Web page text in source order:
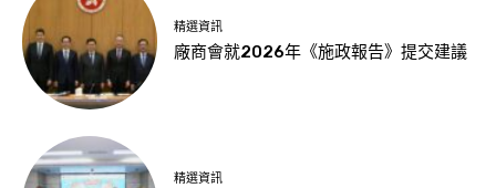
精選資訊
廠商會就2026年《施政報告》提交建議
精選資訊